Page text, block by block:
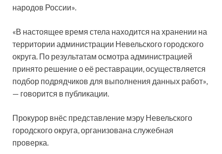
народов России».
«В настоящее время стела находится на хранении на
территории администрации Невельского городского
округа. По результатам осмотра администрацией
принято решение о её реставрации, осуществляется
подбор подрядчиков для выполнения данных работ»,
— говорится в публикации.
Прокурор внёс представление мэру Невельского
городского округа, организована служебная
проверка.